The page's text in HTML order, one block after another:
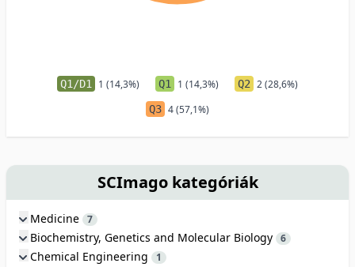
Q1/D1 1 (14,3%) Q1 1 (14,3%) Q2 2 (28,6%)
Q3 4 (57,1%)
SCImago kategóriák
Medicine 7
Biochemistry, Genetics and Molecular Biology 6
Chemical Engineering 1